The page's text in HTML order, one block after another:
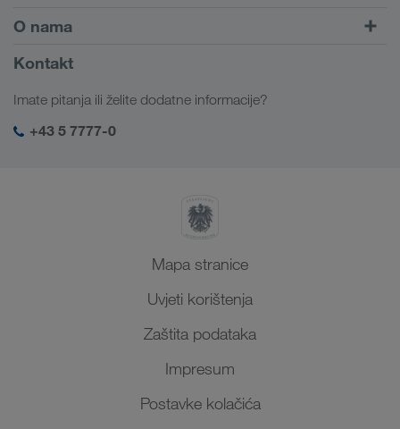
Portal za klijente CONNECT
Digitalna rješenja
Europa
Kavkaz
Srednja Azija
Bliski Istok
O nama
Informacije o poduzeću
Društvena odgovornost
SHEQ-menadžment
Kontakt
Imate pitanja ili želite dodatne informacije?
+43 5 7777-0
Mapa stranice
Uvjeti korištenja
Zaštita podataka
Impresum
Postavke kolačića